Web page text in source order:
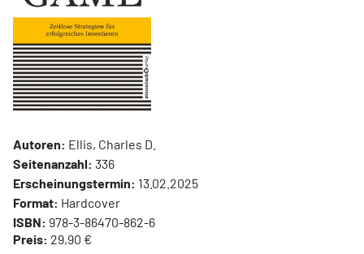
Autoren: Ellis, Charles D.
Seitenanzahl: 336
Erscheinungstermin: 13.02.2025
Format: Hardcover
ISBN: 978-3-86470-862-6
Preis: 29,90 €